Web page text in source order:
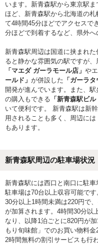
います。新青森駅から東京駅
ほど、新青森駅から北海道の
て4時間45分ほどでアクセスで
分ほどで到着するなど、県外へ
新青森駅周辺は国道に挟まれ
ると静かな雰囲気の駅ですが
「マエダ ガーラモール店」 や
ールド」 が併設した 「ガーラタ
開発が進んでいます。また、
の購入もできる 「新青森駅ビ
いて便利です。 新青森駅は新
用されることも多く、周辺には
もあります。
新青森駅周辺の駐車場状況
新青森駅には西口と南口に駐
駐車場は70台以上収容可能で
30分以上1時間未満は220円で
が加算されます。4時間30分以
なり、以降1泊ごとに820円が
もり旬味館」でのお買い物料
2時間無料の割引サービスも行